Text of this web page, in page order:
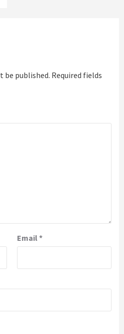
be published. Required fields
Email *